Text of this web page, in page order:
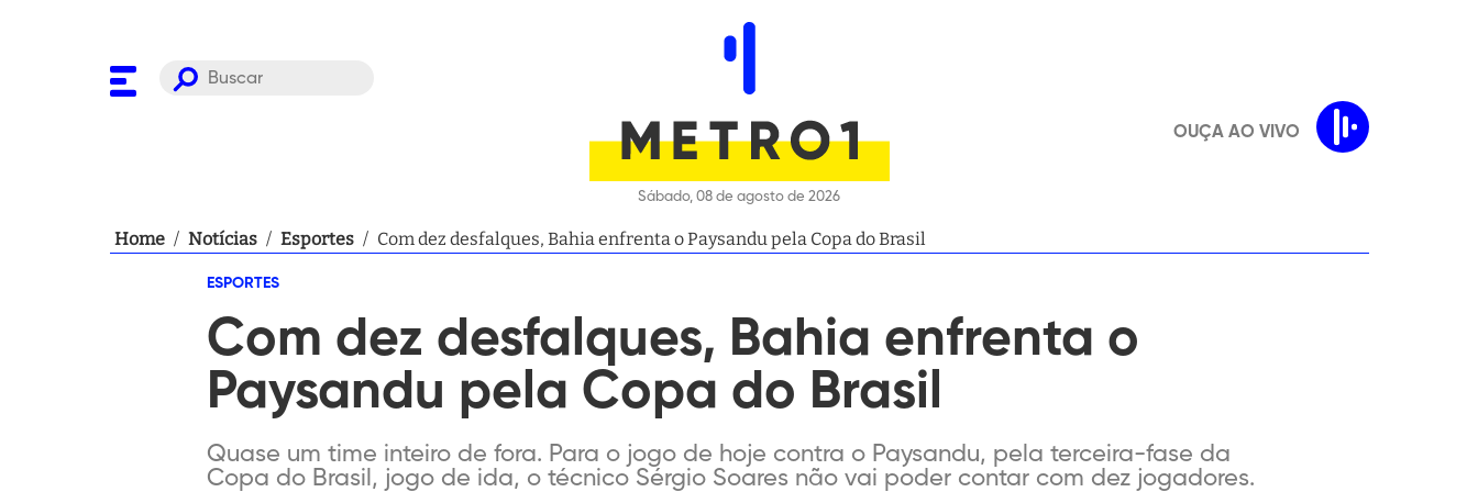
Sábado, 08 de agosto de 2026
OUÇA AO VIVO
Home / Notícias / Esportes / Com dez desfalques, Bahia enfrenta o Paysandu pela Copa do Brasil
ESPORTES
Com dez desfalques, Bahia enfrenta o
Paysandu pela Copa do Brasil
Quase um time inteiro de fora. Para o jogo de hoje contra o Paysandu, pela terceira-fase da
Copa do Brasil, jogo de ida, o técnico Sérgio Soares não vai poder contar com dez jogadores.